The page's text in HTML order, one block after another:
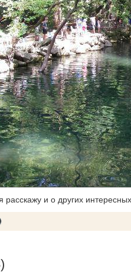
и о других